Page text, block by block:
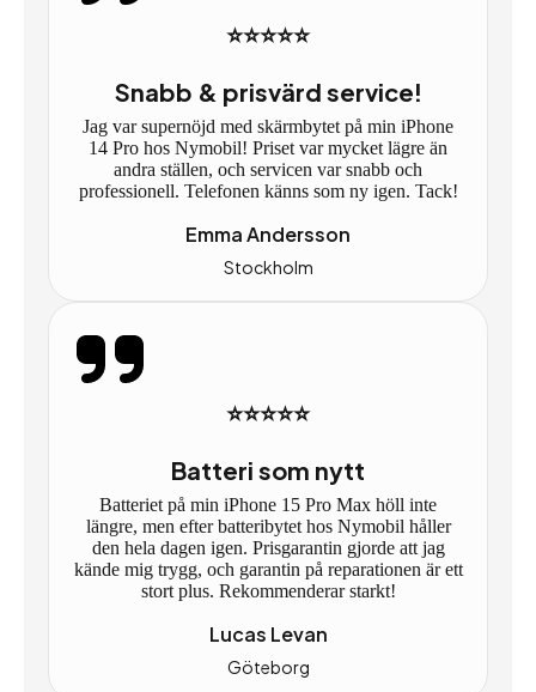
⭐⭐⭐⭐⭐
Snabb & prisvärd service!
Jag var supernöjd med skärmbytet på min iPhone
14 Pro hos Nymobil! Priset var mycket lägre än
andra ställen, och servicen var snabb och
professionell. Telefonen känns som ny igen. Tack!
Emma Andersson
Stockholm
⭐⭐⭐⭐⭐
Batteri som nytt
Batteriet på min iPhone 15 Pro Max höll inte
längre, men efter batteribytet hos Nymobil håller
den hela dagen igen. Prisgarantin gjorde att jag
kände mig trygg, och garantin på reparationen är ett
stort plus. Rekommenderar starkt!
Lucas Levan
Göteborg